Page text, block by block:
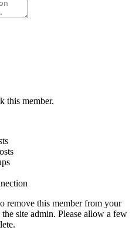
this member.
remove this member from your
site admin. Please allow a few